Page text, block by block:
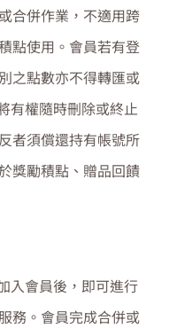
合併作業，不適用跨
點使用。會員若有登
之點數亦不得轉匯或
有權隨時刪除或終止
者須償還持有帳號所
獎勵積點、贈品回饋
入會員後，即可進行
務。會員完成合併或